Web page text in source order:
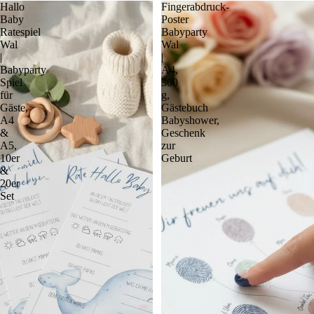
Hallo
Baby
Ratespiel
Wal
|
Babyparty
Spiel
für
Gäste,
A4
&
A5,
10er
&
20er
Set
Fingerabdruck-
Poster
Babyparty
Wal
|
A4,
300
g,
Gästebuch
Babyshower,
Geschenk
zur
Geburt